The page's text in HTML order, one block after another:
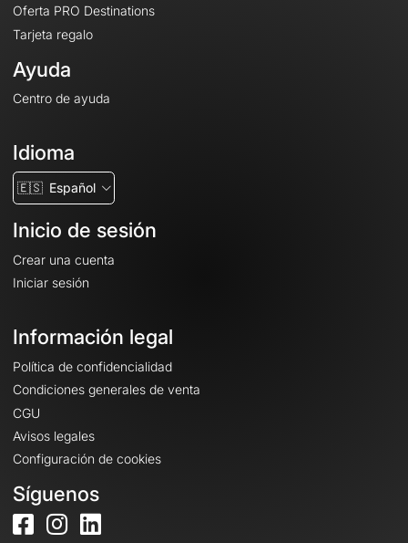
Oferta PRO Destinations
Tarjeta regalo
Ayuda
Centro de ayuda
Idioma
🇪🇸 Español
Inicio de sesión
Crear una cuenta
Iniciar sesión
Información legal
Política de confidencialidad
Condiciones generales de venta
CGU
Avisos legales
Configuración de cookies
Síguenos